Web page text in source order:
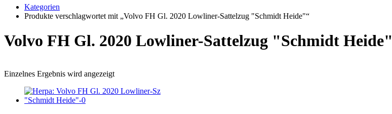
Kategorien
Produkte verschlagwortet mit „Volvo FH Gl. 2020 Lowliner-Sattelzug "Schmidt Heide"“
Volvo FH Gl. 2020 Lowliner-Sattelzug "Schmidt Heide"
Einzelnes Ergebnis wird angezeigt